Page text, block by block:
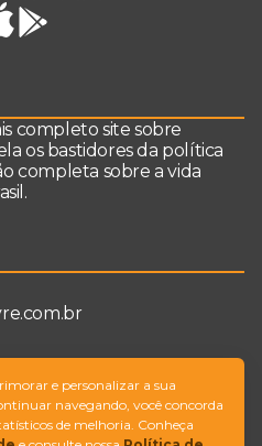
completo site sobre
os bastidores da política
completa sobre a vida
e personalizar a sua
navegando, você concorda
de melhoria. Conheça